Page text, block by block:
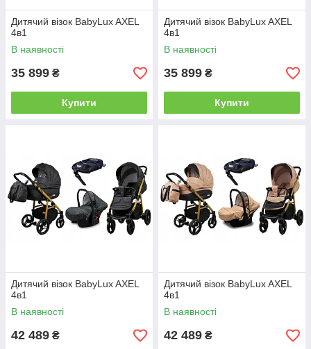
Дитячий візок BabyLux AXEL
4в1
В наявності
35 899 ₴
Купити
Дитячий візок BabyLux AXEL
4в1
В наявності
35 899 ₴
Купити
Дитячий візок BabyLux AXEL
4в1
В наявності
42 489 ₴
Дитячий візок BabyLux AXEL
4в1
В наявності
42 489 ₴